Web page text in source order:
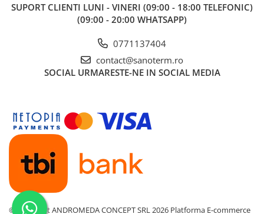
SUPORT CLIENTI LUNI - VINERI (09:00 - 18:00 TELEFONIC)
(09:00 - 20:00 WHATSAPP)
0771137404
contact@sanoterm.ro
SOCIAL URMARESTE-NE IN SOCIAL MEDIA
©Copyright ANDROMEDA CONCEPT SRL 2026 Platforma E-commerce